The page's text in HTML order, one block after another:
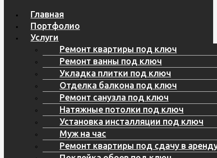
Главная
Портфолио
Услуги
Ремонт квартиры под ключ
Ремонт ванны под ключ
Укладка плитки под ключ
Отделка балкона под ключ
Ремонт санузла под ключ
Натяжные потолки под ключ
Установка инсталляции под ключ
Муж на час
Ремонт квартиры под сдачу в